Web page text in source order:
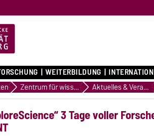
WEITERBILDUNG
Zentrum für wissenschaftliche Weiterbildung Aktuelles & Veranstaltungen
3 Tage voller